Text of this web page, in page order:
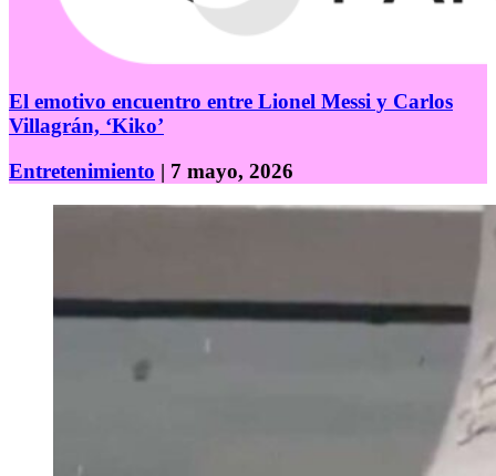
El emotivo encuentro entre Lionel Messi y Carlos
Villagrán, ‘Kiko’
Entretenimiento | 7 mayo, 2026